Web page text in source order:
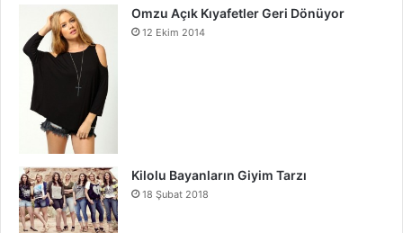
Omzu Açık Kıyafetler Geri Dönüyor
12 Ekim 2014
Kilolu Bayanların Giyim Tarzı
18 Şubat 2018